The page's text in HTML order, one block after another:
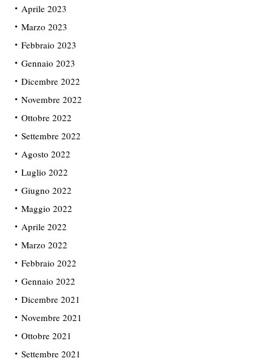
Aprile 2023
Marzo 2023
Febbraio 2023
Gennaio 2023
Dicembre 2022
Novembre 2022
Ottobre 2022
Settembre 2022
Agosto 2022
Luglio 2022
Giugno 2022
Maggio 2022
Aprile 2022
Marzo 2022
Febbraio 2022
Gennaio 2022
Dicembre 2021
Novembre 2021
Ottobre 2021
Settembre 2021